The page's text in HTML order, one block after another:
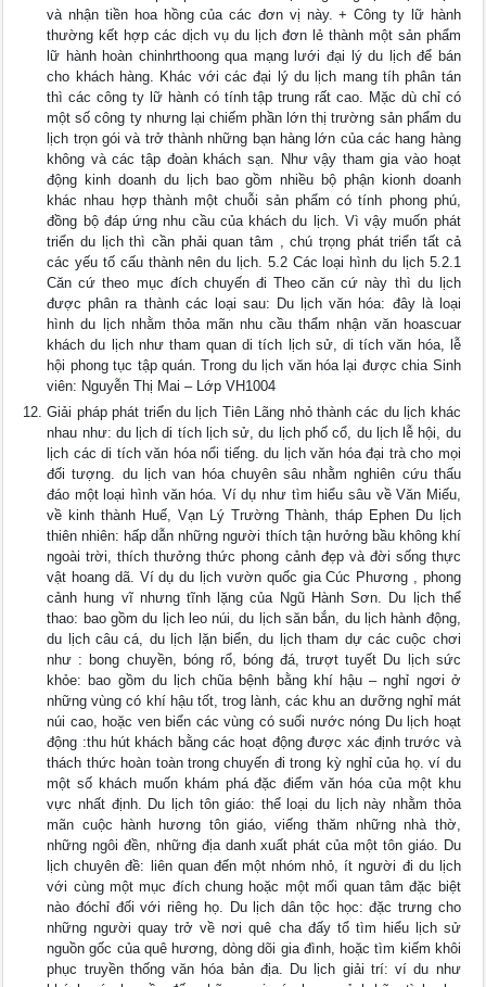
và nhận tiền hoa hồng của các đơn vị này. + Công ty lữ hành
thường kết hợp các dịch vụ du lịch đơn lẻ thành một sản phẩm
lữ hành hoàn chinhrthoong qua mạng lưới đại lý du lịch để bán
cho khách hàng. Khác với các đại lý du lịch mang tíh phân tán
thì các công ty lữ hành có tính tập trung rất cao. Mặc dù chỉ có
một số công ty nhưng lại chiếm phần lớn thị trường sản phẩm du
lịch trọn gói và trở thành những bạn hàng lớn của các hang hàng
không và các tập đoàn khách sạn. Như vậy tham gia vào hoạt
động kinh doanh du lịch bao gồm nhiều bộ phận kionh doanh
khác nhau hợp thành một chuỗi sản phẩm có tính phong phú,
đồng bộ đáp ứng nhu cầu của khách du lịch. Vì vậy muốn phát
triển du lịch thì cần phải quan tâm , chú trọng phát triển tất cả
các yếu tố cấu thành nên du lịch. 5.2 Các loại hình du lịch 5.2.1
Căn cứ theo mục đích chuyến đi Theo căn cứ này thì du lịch
được phân ra thành các loại sau: Du lịch văn hóa: đây là loại
hình du lịch nhằm thỏa mãn nhu cầu thẩm nhận văn hoascuar
khách du lịch như tham quan di tích lịch sử, di tích văn hóa, lễ
hội phong tục tập quán. Trong du lịch văn hóa lại được chia Sinh
viên: Nguyễn Thị Mai – Lớp VH1004
Giải pháp phát triển du lịch Tiên Lãng nhỏ thành các du lịch khác
nhau như: du lịch di tích lịch sử, du lịch phố cổ, du lịch lễ hội, du
lịch các di tích văn hóa nổi tiếng. du lịch văn hóa đại trà cho mọi
đối tượng. du lịch van hóa chuyên sâu nhằm nghiên cứu thấu
đáo một loại hình văn hóa. Ví dụ như tìm hiểu sâu về Văn Miếu,
về kinh thành Huế, Vạn Lý Trường Thành, tháp Ephen Du lịch
thiên nhiên: hấp dẫn những người thích tận hưởng bầu không khí
ngoài trời, thích thưởng thức phong cảnh đẹp và đời sống thực
vật hoang dã. Ví dụ du lịch vườn quốc gia Cúc Phương , phong
cảnh hung vĩ nhưng tĩnh lặng của Ngũ Hành Sơn. Du lịch thể
thao: bao gồm du lịch leo núi, du lịch săn bắn, du lịch hành động,
du lịch câu cá, du lịch lặn biển, du lịch tham dự các cuộc chơi
như : bong chuyền, bóng rổ, bóng đá, trượt tuyết Du lịch sức
khỏe: bao gồm du lịch chũa bệnh bằng khí hậu – nghỉ ngơi ở
những vùng có khí hậu tốt, trog lành, các khu an dưỡng nghỉ mát
núi cao, hoặc ven biển các vùng có suối nước nóng Du lịch hoạt
động :thu hút khách bằng các hoạt động được xác định trước và
thách thức hoàn toàn trong chuyến đi trong kỳ nghỉ của họ. ví du
một số khách muốn khám phá đặc điểm văn hóa của một khu
vực nhất định. Du lịch tôn giáo: thể loại du lịch này nhằm thỏa
mãn cuộc hành hương tôn giáo, viếng thăm những nhà thờ,
những ngôi đền, những địa danh xuất phát của một tôn giáo. Du
lịch chuyên đề: liên quan đến một nhóm nhỏ, ít người đi du lịch
với cùng một mục đích chung hoặc một mối quan tâm đặc biệt
nào đóchỉ đối với riêng họ. Du lịch dân tộc học: đặc trưng cho
những người quay trở về nơi quê cha đấy tổ tìm hiểu lịch sử
nguồn gốc của quê hương, dòng dõi gia đình, hoặc tìm kiếm khôi
phục truyền thống văn hóa bản địa. Du lịch giải trí: ví du như